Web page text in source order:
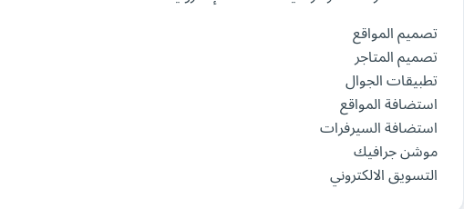
تصميم المواقع
تصميم المتاجر
تطبيقات الجوال
استضافة المواقع
استضافة السيرفرات
موشن جرافيك
التسويق الالكتروني